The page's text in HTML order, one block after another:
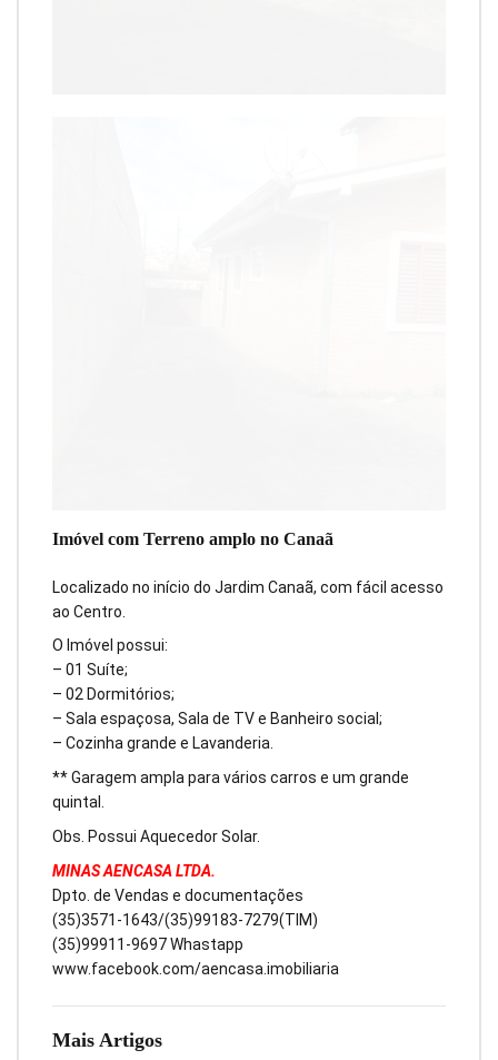
Mais Artigos
Imóvel com Terreno amplo no Canaã
Localizado no início do Jardim Canaã, com fácil acesso
ao Centro.
O Imóvel possui:
– 01 Suíte;
– 02 Dormitórios;
– Sala espaçosa, Sala de TV e Banheiro social;
– Cozinha grande e Lavanderia.
** Garagem ampla para vários carros e um grande
quintal.
Obs. Possui Aquecedor Solar.
MINAS AENCASA LTDA.
Dpto. de Vendas e documentações
(35)3571-1643/(35)99183-7279(TIM)
(35)99911-9697 Whastapp
www.facebook.com/aencasa.imobiliaria